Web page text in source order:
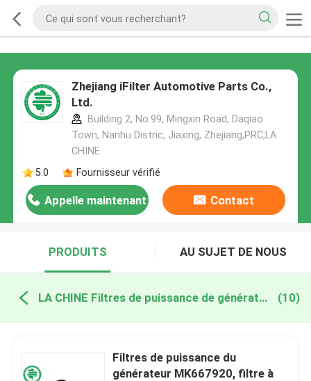
Zhejiang iFilter Automotive Parts Co.,
Ltd.
Building 2, No.99, Mingxin Road, Daqiao
Town, Nanhu Distric, Jiaxing, Zhejiang,PRC,LA
CHINE
5.0
Fournisseur vérifié
Appelle maintenant Contact
PRODUITS AU SUJET DE NOUS
LA CHINE Filtres de puissance de générateur (10)
Filtres de puissance du
générateur MK667920, filtre à